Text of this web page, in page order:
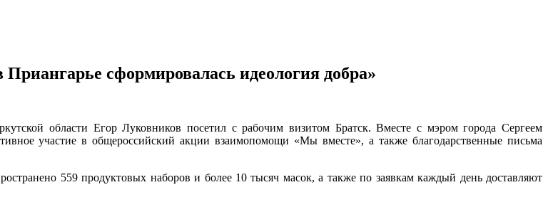
сформировалась идеология добра»
области Егор Луковников посетил с рабочим визитом Братск. Вместе с мэром города Сергеем
участие в общероссийский акции взаимопомощи «Мы вместе», а также благодарственные письма
559 продуктовых наборов и более 10 тысяч масок, а также по заявкам каждый день доставляют